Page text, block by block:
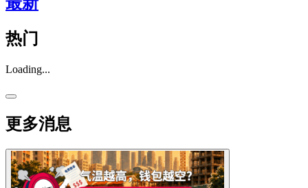
热门
Loading...
更多消息